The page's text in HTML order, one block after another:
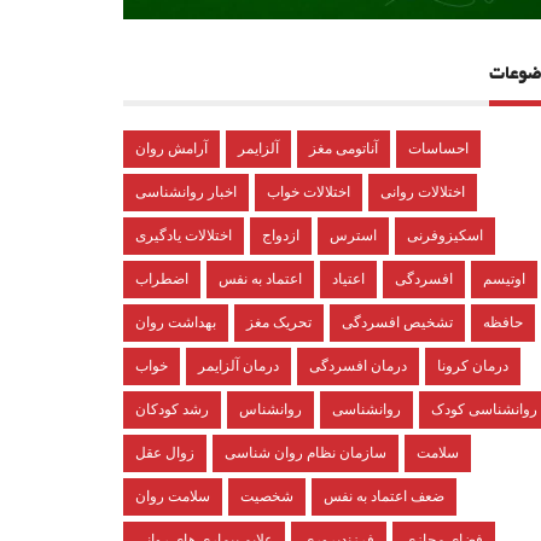
آرامش روان آلزایمر آناتومی مغز احساسات
اخبار روانشناسی اختلالات خواب اختلالات روانی
اختلالات یادگیری ازدواج استرس اسکیزوفرنی
اضطراب اعتماد به نفس اعتیاد افسردگی اوتیسم
بهداشت روان تحریک مغز تشخیص افسردگی حافظه
خواب درمان آلزایمر درمان افسردگی درمان کرونا
رشد کودکان روانشناس روانشناسی روانشناسی کودک
زوال عقل سازمان نظام روان شناسی سلامت
سلامت روان شخصیت ضعف اعتماد به نفس